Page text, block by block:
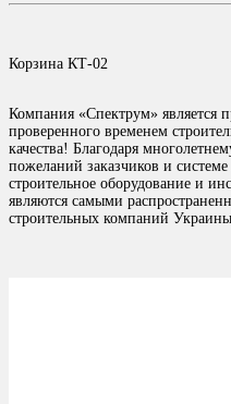
Корзина КТ-02
Компания «Спектрум» является
проверенного временем
качества! Благодаря
пожеланий заказчиков и
строительное оборудование и
являются самыми
строительных компаний